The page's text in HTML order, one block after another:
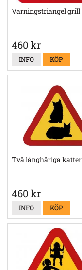
Varningstriangel grill
460 kr
INFO KÖP
Två långhåriga katter
460 kr
INFO KÖP